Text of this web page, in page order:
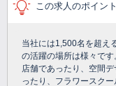
この求人のポイント
当社には1,500名を超え
の活躍の場所は様々で
店舗であったり、空間
ったり、フラワースク